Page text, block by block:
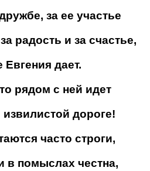
за ее участье
радость и за счастье,
Евгения дает.
рядом с ней идет
дороге!
часто строги,
в помыслах честна,